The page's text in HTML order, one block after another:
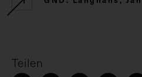
Teilen